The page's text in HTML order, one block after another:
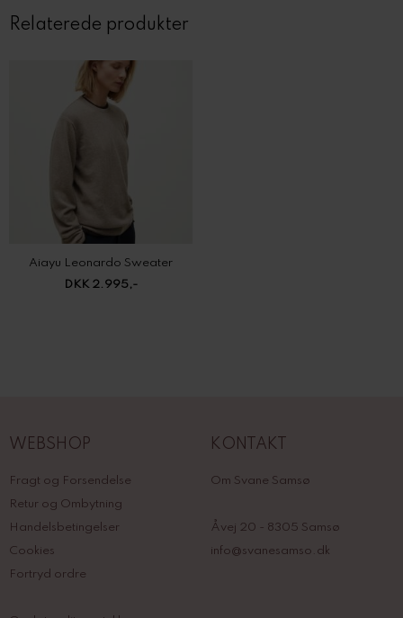
Relaterede produkter
Aiayu Leonardo Sweater
DKK 2.995,-
WEBSHOP
Fragt og Forsendelse
Retur og Ombytning
Handelsbetingelser
Cookies
Fortryd ordre
KONTAKT
Om Svane Samsø
Åvej 20 - 8305 Samsø
info@svanesamso.dk